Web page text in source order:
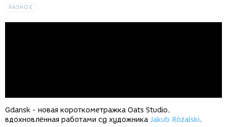
РАЗНОЕ
Gdansk - новая короткометражка Oats Studio,
вдохновлённая работами cg художника Jakub Różalski.